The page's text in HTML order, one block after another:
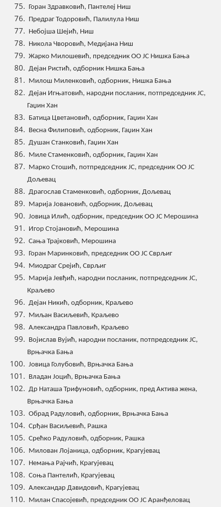
Горан Здравковић, Пантелеј Ниш
Предраг Тодоровић, Палилула Ниш
Небојша Шејић, Ниш
Никола Чворовић, Медијана Ниш
Жарко Милошевић, председник ОО ЈС Нишка Бања
Дејан Ристић, одборник Нишка Бања
Милош Миленковић, одборник, Нишка Бања
Дејан Игњатовић, народни посланик, потпредседник ЈС,
Гаџин Хан
Батица Цветановић, одборник, Гаџин Хан
Весна Филиповић, одборник, Гаџин Хан
Душан Станковић, Гаџин Хан
Миле Стаменковић, одборник, Гаџин Хан
Марко Стошић, потпредседник ЈС, председник ОО ЈС
Дољевац
Драгослав Стаменковић, одборник, Дољевац
Марија Јовановић, одборник, Дољевац
Јовица Илић, одборник, председник ОО ЈС Мерошина
Игор Стојановић, Мерошина
Сања Трајковић, Мерошина
Горан Маринковић, председник ОО ЈС Сврљиг
Миодраг Срејић, Сврљиг
Марија Јевђић, народни посланик, потпредседник ЈС,
Краљево
Дејан Никић, одборник, Краљево
Миљан Васиљевић, Краљево
Александра Павловић, Краљево
Војислав Вујић, народни посланик, потпредседник ЈС,
Врњачка Бања
Јовица Голубовић, Врњачка Бања
Владан Јоцић, Врњачка Бања
Др Наташа Трифуновић, одборник, пред Актива жена,
Врњачка Бања
Обрад Радуловић, одборник, Врњачка Бања
Срђан Васиљевић, Рашка
Срећко Радуловић, одборник, Рашка
Милован Лојаница, одборник, Крагујевац
Немања Рајчић, Крагујевац
Соња Пантелић, Крагујевац
Александар Давидовић, Крагујевац
Милан Спасојевић, председник ОО ЈС Аранђеловац